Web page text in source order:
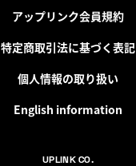
アップリンク会員規約
特定商取引法に基づく表記
個人情報の取り扱い
English information
UPLINK CO.